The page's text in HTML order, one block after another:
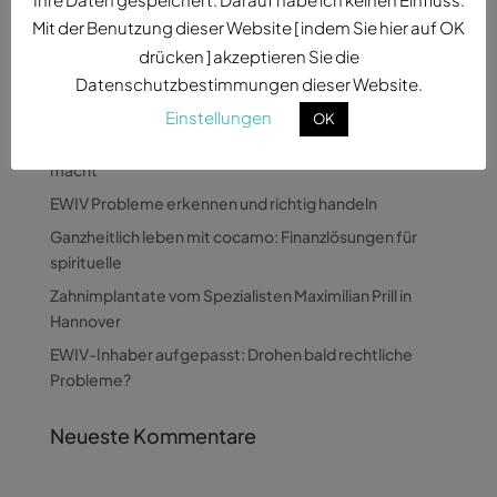
Neueste Beiträge
macht
EWIV Probleme erkennen und richtig handeln
Ganzheitlich leben mit cocamo: Finanzlösungen für
spirituelle
Zahnimplantate vom Spezialisten Maximilian Prill in
Hannover
EWIV-Inhaber aufgepasst: Drohen bald rechtliche
Probleme?
Neueste Kommentare
Mit der Benutzung dieser Website [ indem Sie hier auf OK
drücken ] akzeptieren Sie die
Datenschutzbestimmungen dieser Website.
Einstellungen
OK